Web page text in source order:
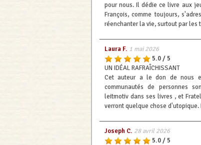
pour nous. Il dédie ce livre aux
François, comme toujours,
réenchanter la vie, surtout par les
Laura F. 1 mai 2026
5.0 / 5
UN IDÉAL RAFRAÎCHISSANT
Cet auteur a le don de nous
communautés de personnes
leitmotiv dans ses livres , et
verront quelque chose
Joseph C. 28 avril 2026
5.0 / 5